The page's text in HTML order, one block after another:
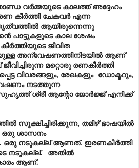
വർമ്മയുടെ കാലത്ത് അദ്ദേഹം
കീർത്തി ചേകവർ എന്ന
ആയിരുന്നെന്നു
പാട്ടുകളുടെ കാല ശേഷം
ജീവിത
അന്വേഷണത്തിനിടയിൽ ആണ്
മറ്റൊരു രണകീർത്തി
വിവരങ്ങളും, രേഖകളും ഡോക്ടറും,
നടത്തുന്ന
ശ്രീ ആന്റോ ജോർജ്ജ് എനിക്ക്
സൂക്ഷിച്ചിരിക്കുന്ന, തമിഴ് ഭാഷയിൽ
ഒരു ശാസനം
ഒരു നടുകല്ല് ആണത്. ഇരണകീർത്തി
നടുകല്ല്. അതിൽ
ആണ്.